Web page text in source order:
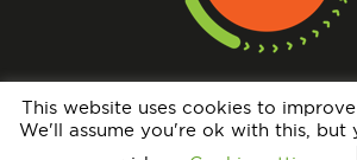
N° IMMATRICULATION OPÉRATEUR DE VOYAGES :
This website uses cookies to
We'll assume you're ok with this,